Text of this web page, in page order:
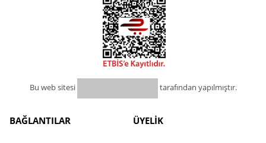
Bu web sitesi tarafından yapılmıştır.
BAĞLANTILAR ÜYELİK